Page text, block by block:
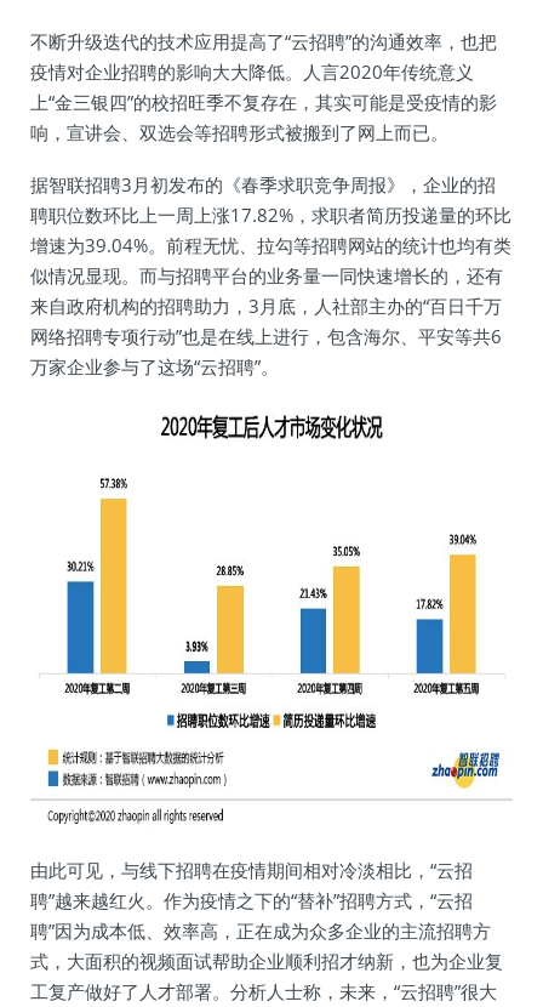
不断升级迭代的技术应用提高了“云招聘”的沟通效率，也把
疫情对企业招聘的影响大大降低。人言2020年传统意义
上“金三银四”的校招旺季不复存在，其实可能是受疫情的影
响，宣讲会、双选会等招聘形式被搬到了网上而已。
据智联招聘3月初发布的《春季求职竞争周报》，企业的招
聘职位数环比上一周上涨17.82%，求职者简历投递量的环比
增速为39.04%。前程无忧、拉勾等招聘网站的统计也均有类
似情况显现。而与招聘平台的业务量一同快速增长的，还有
来自政府机构的招聘助力，3月底，人社部主办的“百日千万
网络招聘专项行动”也是在线上进行，包含海尔、平安等共6
万家企业参与了这场“云招聘”。
由此可见，与线下招聘在疫情期间相对冷淡相比，“云招
聘”越来越红火。作为疫情之下的“替补”招聘方式，“云招
聘”因为成本低、效率高，正在成为众多企业的主流招聘方
式，大面积的视频面试帮助企业顺利招才纳新，也为企业复
工复产做好了人才部署。分析人士称，未来，“云招聘”很大